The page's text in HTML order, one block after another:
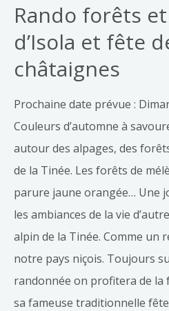
Rando forêts
d’Isola et fête
châtaignes
Prochaine date prévue :
Couleurs d’automne à
autour des alpages, des
de la Tinée. Les forêts de
parure jaune orangée… Une
les ambiances de la vie
alpin de la Tinée. Comme un
notre pays niçois. Toujours
randonnée on profitera de la
sa fameuse traditionnelle